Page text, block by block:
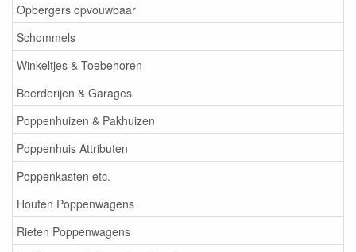
Opbergers opvouwbaar
Schommels
Winkeltjes & Toebehoren
Boerderijen & Garages
Poppenhuizen & Pakhuizen
Poppenhuis Attributen
Poppenkasten etc.
Houten Poppenwagens
Rieten Poppenwagens